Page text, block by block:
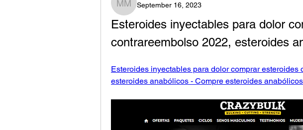
Michal Messmore
September 16, 2023
Esteroides inyectables para dolor
contrareembolso 2022, esteroides
Esteroides inyectables para dolor comprar esteroides
esteroides anabólicos - Compre esteroides